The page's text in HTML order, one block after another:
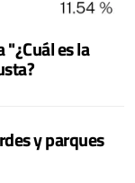
es la
y parques